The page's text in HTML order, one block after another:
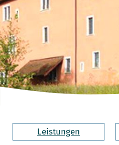
Leistungen